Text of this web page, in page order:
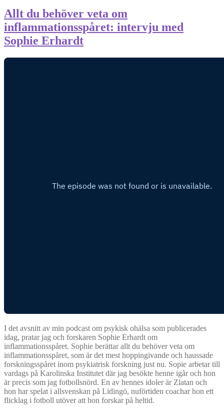
Allt du behöver veta om
inflammationsspåret: intervju med
Sophie Erhardt
I det avsnitt av min podcast om psykisk ohälsa som publicerades
idag, pratar jag och forskaren Sophie Erhardt om
inflammationsspåret. Sophie berättar allt du behöver veta om
inflammationsspåret, som är det mest hoppingivande och haussade
forskningsspåret inom psykiatrisk forskning just nu. Sopie arbetar till
vardags på Karolinska Institutet där jag besökte henne igår och hon
är precis som jag fotbollsnörd. En av hennes idoler är Zlatan och
hon har spelat i allsvenskan på Lidingö, nuförtiden coachar hon ett
flicklag i fotboll utöver att hon forskar på heltid.